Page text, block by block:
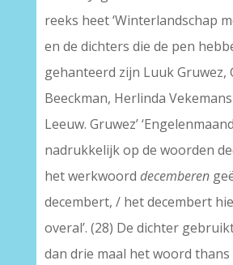
reeks heet ‘Winterlandschap
en de dichters die de pen
gehanteerd zijn Luuk Gruwez,
Beeckman, Herlinda
Leeuw. Gruwez’
nadrukkelijk op de woorden
het werkwoord decemberen
decembert, / het decembert
overal’. (28) De dichter
dan drie maal het woord